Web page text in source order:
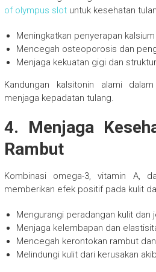
of olympus slotuntuk kesehatan
Meningkatkan penyerapan kalsium
Mencegah osteoporosis dan
Menjaga kekuatan gigi dan
Kandungan kalsitonin alami
menjaga kepadatan tulang.
4. Menjaga
Rambut
Kombinasi omega-3, vitamin A,
memberikan efek positif pada kulit
Mengurangi peradangan kulit dan
Menjaga kelembapan dan
Mencegah kerontokan rambut
Melindungi kulit dari kerusakan